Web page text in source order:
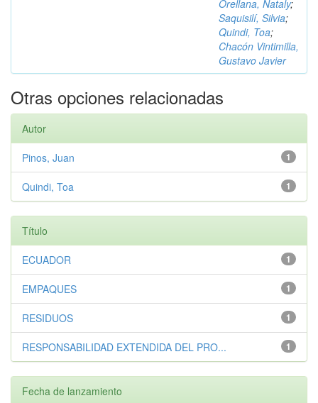
Orellana, Nataly;
Saquisilí, Silvia;
Quindi, Toa;
Chacón Vintimilla,
Gustavo Javier
Otras opciones relacionadas
Autor
1
Pinos, Juan
1
Quindi, Toa
Título
1
ECUADOR
1
EMPAQUES
1
RESIDUOS
1
RESPONSABILIDAD EXTENDIDA DEL PRO...
Fecha de lanzamiento